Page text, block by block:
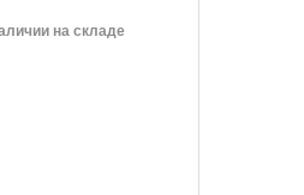
на складе